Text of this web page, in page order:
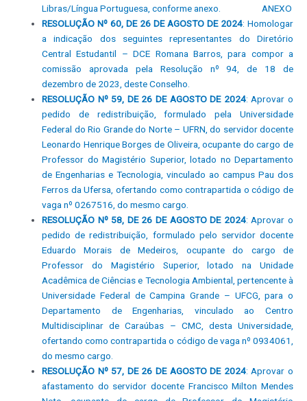
Libras/Língua Portuguesa, conforme anexo.
ANEXO
RESOLUÇÃO Nº 60, DE 26 DE AGOSTO DE 2024: Homologar
a indicação dos seguintes representantes do Diretório
Central Estudantil – DCE Romana Barros, para compor a
comissão aprovada pela Resolução nº 94, de 18 de
dezembro de 2023, deste Conselho.
RESOLUÇÃO Nº 59, DE 26 DE AGOSTO DE 2024: Aprovar o
pedido de redistribuição, formulado pela Universidade
Federal do Rio Grande do Norte – UFRN, do servidor docente
Leonardo Henrique Borges de Oliveira, ocupante do cargo de
Professor do Magistério Superior, lotado no Departamento
de Engenharias e Tecnologia, vinculado ao campus Pau dos
Ferros da Ufersa, ofertando como contrapartida o código de
vaga nº 0267516, do mesmo cargo.
RESOLUÇÃO Nº 58, DE 26 DE AGOSTO DE 2024: Aprovar o
pedido de redistribuição, formulado pelo servidor docente
Eduardo Morais de Medeiros, ocupante do cargo de
Professor do Magistério Superior, lotado na Unidade
Acadêmica de Ciências e Tecnologia Ambiental, pertencente à
Universidade Federal de Campina Grande – UFCG, para o
Departamento de Engenharias, vinculado ao Centro
Multidisciplinar de Caraúbas – CMC, desta Universidade,
ofertando como contrapartida o código de vaga nº 0934061,
do mesmo cargo.
RESOLUÇÃO Nº 57, DE 26 DE AGOSTO DE 2024: Aprovar o
afastamento do servidor docente Francisco Milton Mendes